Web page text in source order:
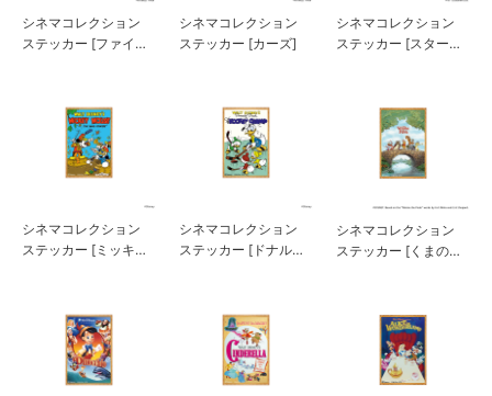
シネマコレクション
ステッカー [ファイン
シネマコレクション
ステッカー [カーズ]
シネマコレクション
ステッカー [スター・
シネマコレクション
ステッカー [ミッキー
シネマコレクション
ステッカー [ドナルド
シネマコレクション
ステッカー [くまのプ